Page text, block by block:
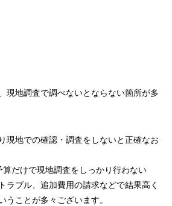
現地調査で調べないとならない箇所が多
現地での確認・調査をしないと正確なお
だけで現地調査をしっかり行わない
ラブル、追加費用の請求などで結果高く
うことが多々ございます。